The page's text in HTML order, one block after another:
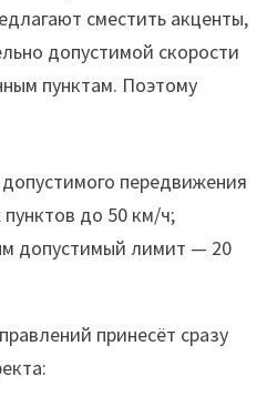
сместить акценты,
допустимой скорости
пунктам. Поэтому
передвижения
пунктов до 50 км/ч;
допустимый лимит — 20
принесёт сразу